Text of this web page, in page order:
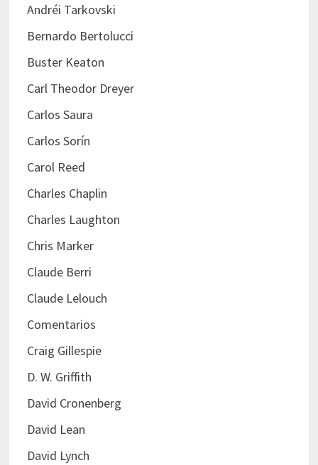
Andréi Tarkovski
Bernardo Bertolucci
Buster Keaton
Carl Theodor Dreyer
Carlos Saura
Carlos Sorín
Carol Reed
Charles Chaplin
Charles Laughton
Chris Marker
Claude Berri
Claude Lelouch
Comentarios
Craig Gillespie
D. W. Griffith
David Cronenberg
David Lean
David Lynch